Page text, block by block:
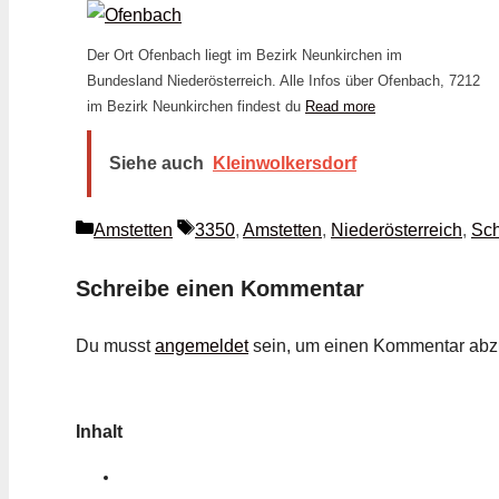
Der Ort Ofenbach liegt im Bezirk Neunkirchen im
Bundesland Niederösterreich. Alle Infos über Ofenbach, 7212
im Bezirk Neunkirchen findest du Read more
Siehe auch Kleinwolkersdorf
Kategorien
Amstetten Schlagwörter
3350, Amstetten, Niederösterreich,
Schreibe einen Kommentar
Du musstangemeldetsein, um einen Kommentar
Inhalt